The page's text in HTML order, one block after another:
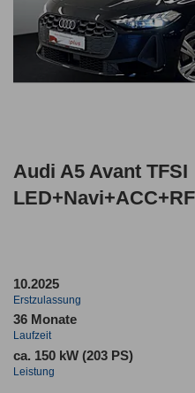
Audi A5 Avant TFSI
10.2025
Erstzulassung
36 Monate
Laufzeit
ca. 150 kW (203 PS)
Leistung